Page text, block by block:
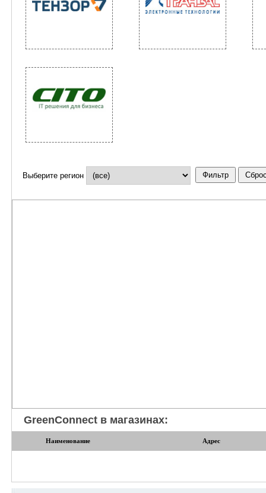
Выберите регион
GreenConnect в магазинах:
Наименование Адрес